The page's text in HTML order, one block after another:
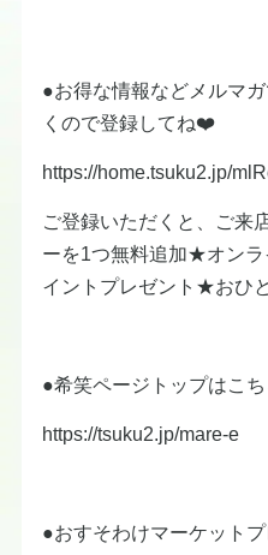
●お得な情報などメルマ
くので登録してね❤️
https://home.tsuku2.jp/
ご登録いただくと、ご来
ーを1つ無料追加★オン
イントプレゼント★おひ
●希笑ページトップはこ
https://tsuku2.jp/mare-e
●おすそわけマーケット